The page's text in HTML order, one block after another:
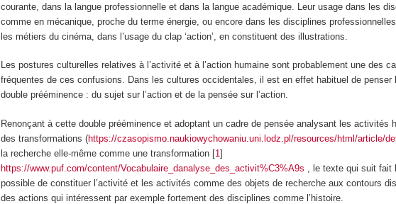
courante, dans la langue professionnelle et dans la langue académique. Leur usage dans les
comme en mécanique, proche du terme énergie, ou encore dans les disciplines
les métiers du cinéma, dans l’usage du clap ‘action’, en constituent des illustrations.
Les postures culturelles relatives à l’activité et à l’action humaine sont probablement une des
fréquentes de ces confusions. Dans les cultures occidentales, il est en effet habituel de penser
doubleprééminence : du sujet sur l’action et de la pensée sur l’action.
Renonçant à cette double prééminence et adoptant un cadre de pensée analysant les activités
des transformations (https://czasopismo.naukiowychowaniu.uni.lodz.pl/resources/html/article/
la recherche elle-même comme une transformation [1]
https://www.puf.com/content/Vocabulaire_danalyse_des_activit%C3%A9s , le texte qui suit fait
possible de constituer l’activité et les activités comme des objets de recherche aux contours
des actions qui intéressent par exemple fortement des disciplines comme l’histoire.